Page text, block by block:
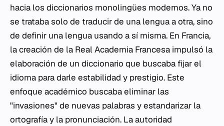
hacia los diccionarios monolingües modernos. Ya no
se trataba solo de traducir de una lengua a otra, sino
de definir una lengua usando a sí misma. En Francia,
la creación de la Real Academia Francesa impulsó la
elaboración de un diccionario que buscaba fijar el
idioma para darle estabilidad y prestigio. Este
enfoque académico buscaba eliminar las
"invasiones" de nuevas palabras y estandarizar la
ortografía y la pronunciación. La autoridad